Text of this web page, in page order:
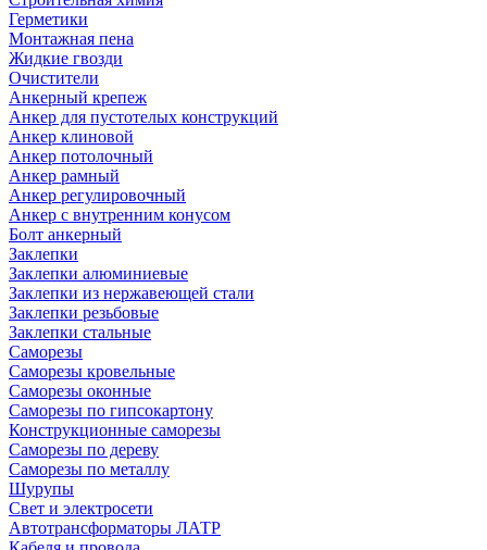
Герметики
Монтажная пена
Жидкие гвозди
Очистители
Анкерный крепеж
Анкер для пустотелых конструкций
Анкер клиновой
Анкер потолочный
Анкер рамный
Анкер регулировочный
Анкер с внутренним конусом
Болт анкерный
Заклепки
Заклепки алюминиевые
Заклепки из нержавеющей стали
Заклепки резьбовые
Заклепки стальные
Саморезы
Саморезы кровельные
Саморезы оконные
Саморезы по гипсокартону
Конструкционные саморезы
Саморезы по дереву
Саморезы по металлу
Шурупы
Свет и электросети
Автотрансформаторы ЛАТР